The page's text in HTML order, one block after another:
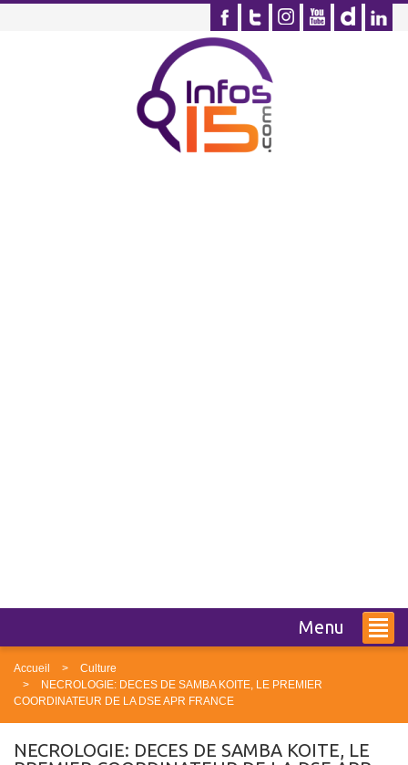
Menu
Accueil
Culture
NECROLOGIE: DECES DE SAMBA KOITE, LE PREMIER
COORDINATEUR DE LA DSE APR FRANCE
NECROLOGIE: DECES DE SAMBA KOITE, LE